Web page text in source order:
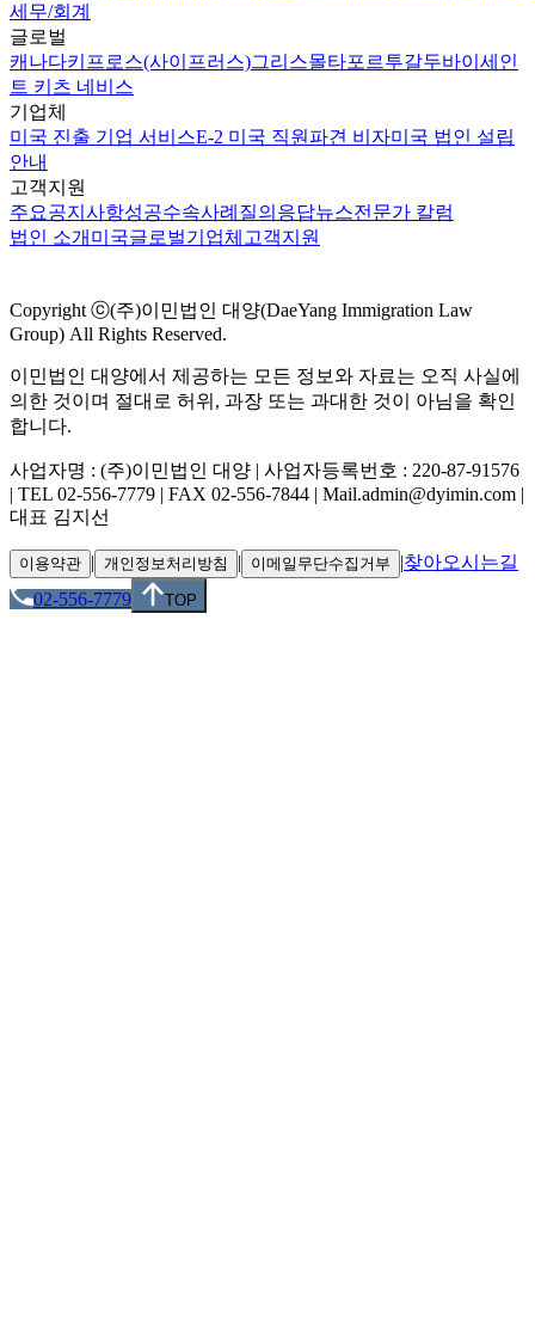
세무/회계
글로벌
캐나다키프로스(사이프러스)그리스몰타포르투갈두바이 세인
트 키츠 네비스
기업체
미국 진출 기업 서비스E-2 미국 직원파견 비자미국 법인 설립
안내
고객지원
주요공지사항성공수속사례 질의응답뉴스전문가 칼럼
법인 소개 미국글로벌기업체 고객지원
Copyright ⓒ(주)이민법인 대양(DaeYang Immigration Law
Group) All Rights Reserved.
이민법인 대양에서 제공하는 모든 정보와 자료는 오직 사실에
의한 것이며 절대로 허위, 과장 또는 과대한 것이 아님을 확인
합니다.
사업자명 : (주)이민법인 대양 | 사업자등록번호 : 220-87-91576
| TEL 02-556-7779 | FAX 02-556-7844 | Mail.admin@dyimin.com |
대표 김지선
이용약관 | 개인정보처리방침 | 이메일무단수집거부 |찾아오시는길
02-556-7779
TOP